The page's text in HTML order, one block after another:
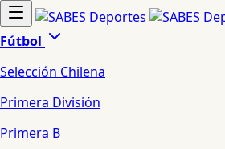
Fútbol
Selección Chilena
Primera División
Primera B